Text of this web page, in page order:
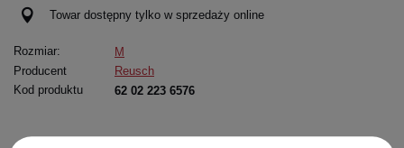
Towar dostępny tylko w sprzedaży online
Rozmiar:
M
Producent
Reusch
Kod produktu
62 02 223 6576